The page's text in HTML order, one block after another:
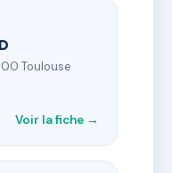
Toulouse
Voir la fiche →